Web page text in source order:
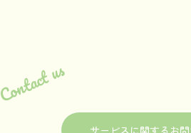
us
サービスに関するお